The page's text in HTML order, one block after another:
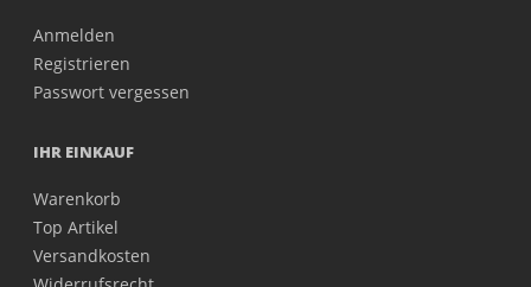
Anmelden
Registrieren
Passwort vergessen
IHR EINKAUF
Warenkorb
Top Artikel
Versandkosten